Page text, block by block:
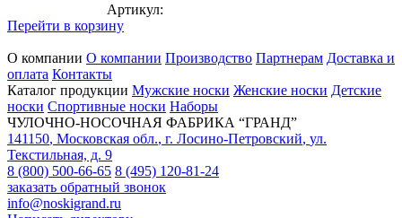
Артикул:
Перейти в корзину
О компании О компании Производство Партнерам Доставка и
оплата Контакты
Каталог продукции Мужские носки Женские носки Детские
носки Спортивные носки Наборы
ЧУЛОЧНО-НОСОЧНАЯ ФАБРИКА “ГРАНД”
141150, Московская обл., г. Лосино-Петровский, ул.
Текстильная, д. 9
8 (800) 500-66-65 8 (495) 120-81-24
заказать обратный звонок
info@noskigrand.ru